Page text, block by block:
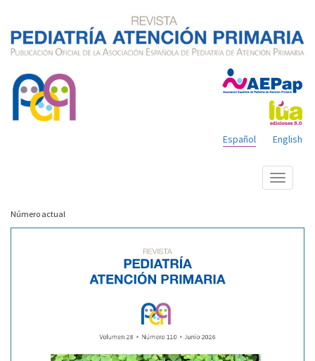
English
Español
Mostrar
menú
Número actual